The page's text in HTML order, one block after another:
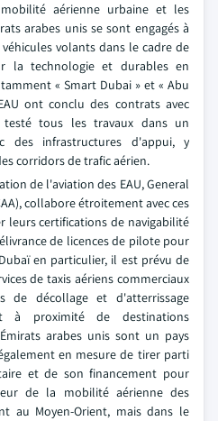
aérienne urbaine et les
arabes unis se sont engagés à
volants dans le cadre de
la technologie et durables en
« Smart Dubai » et « Abu
ont conclu des contrats avec
tous les travaux dans un
des infrastructures d'appui, y
corridors de trafic aérien.
de l'aviation des EAU, General
collabore étroitement avec ces
leurs certifications de navigabilité
de licences de pilote pour
en particulier, il est prévu de
de taxis aériens commerciaux
de décollage et d'atterrissage
à proximité de destinations
arabes unis sont un pays
en mesure de tirer parti
et de son financement pour
de la mobilité aérienne des
au Moyen-Orient, mais dans le